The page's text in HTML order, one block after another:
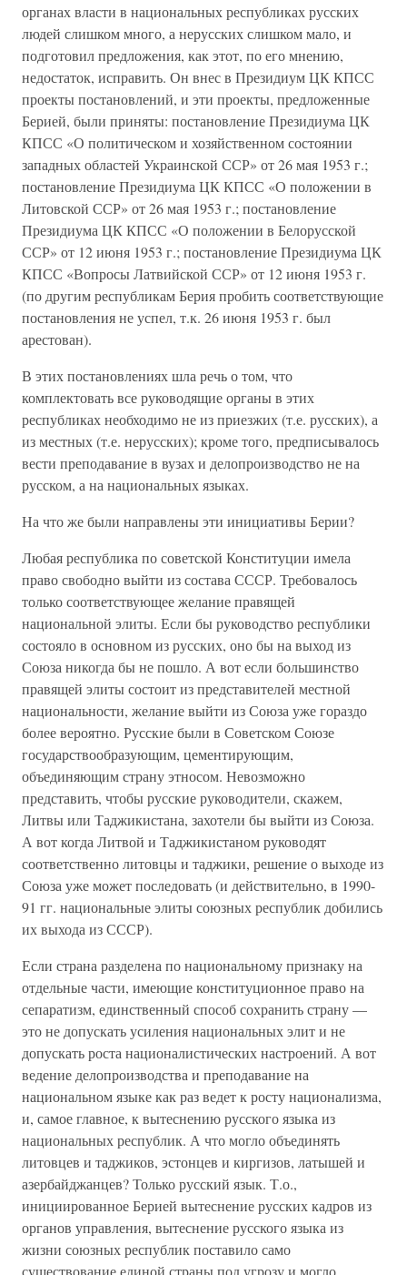
органах власти в национальных республиках русских
людей слишком много, а нерусских слишком мало, и
подготовил предложения, как этот, по его мнению,
недостаток, исправить. Он внес в Президиум ЦК КПСС
проекты постановлений, и эти проекты, предложенные
Берией, были приняты: постановление Президиума ЦК
КПСС «О политическом и хозяйственном состоянии
западных областей Украинской ССР» от 26 мая 1953 г.;
постановление Президиума ЦК КПСС «О положении в
Литовской ССР» от 26 мая 1953 г.; постановление
Президиума ЦК КПСС «О положении в Белорусской
ССР» от 12 июня 1953 г.; постановление Президиума ЦК
КПСС «Вопросы Латвийской ССР» от 12 июня 1953 г.
(по другим республикам Берия пробить соответствующие
постановления не успел, т.к. 26 июня 1953 г. был
арестован).
В этих постановлениях шла речь о том, что
комплектовать все руководящие органы в этих
республиках необходимо не из приезжих (т.е. русских), а
из местных (т.е. нерусских); кроме того, предписывалось
вести преподавание в вузах и делопроизводство не на
русском, а на национальных языках.
На что же были направлены эти инициативы Берии?
Любая республика по советской Конституции имела
право свободно выйти из состава СССР. Требовалось
только соответствующее желание правящей
национальной элиты. Если бы руководство республики
состояло в основном из русских, оно бы на выход из
Союза никогда бы не пошло. А вот если большинство
правящей элиты состоит из представителей местной
национальности, желание выйти из Союза уже гораздо
более вероятно. Русские были в Советском Союзе
государствообразующим, цементирующим,
объединяющим страну этносом. Невозможно
представить, чтобы русские руководители, скажем,
Литвы или Таджикистана, захотели бы выйти из Союза.
А вот когда Литвой и Таджикистаном руководят
соответственно литовцы и таджики, решение о выходе из
Союза уже может последовать (и действительно, в 1990-
91 гг. национальные элиты союзных республик добились
их выхода из СССР).
Если страна разделена по национальному признаку на
отдельные части, имеющие конституционное право на
сепаратизм, единственный способ сохранить страну —
это не допускать усиления национальных элит и не
допускать роста националистических настроений. А вот
ведение делопроизводства и преподавание на
национальном языке как раз ведет к росту национализма,
и, самое главное, к вытеснению русского языка из
национальных республик. А что могло объединять
литовцев и таджиков, эстонцев и киргизов, латышей и
азербайджанцев? Только русский язык. Т.о.,
инициированное Берией вытеснение русских кадров из
органов управления, вытеснение русского языка из
жизни союзных республик поставило само
существование единой страны под угрозу и могло